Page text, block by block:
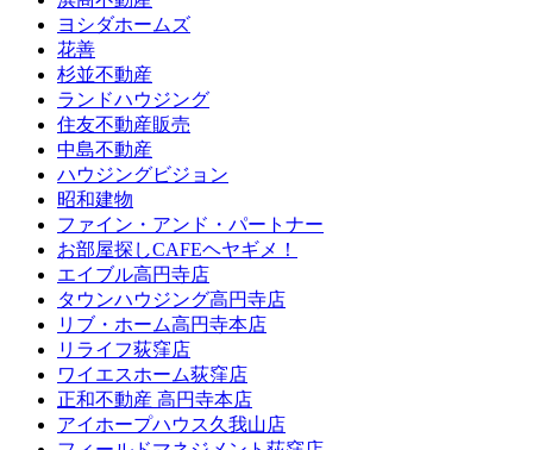
ヨシダホームズ
花善
杉並不動産
ランドハウジング
住友不動産販売
中島不動産
ハウジングビジョン
昭和建物
ファイン・アンド・パートナー
お部屋探しCAFEヘヤギメ！
エイブル高円寺店
タウンハウジング高円寺店
リブ・ホーム高円寺本店
リライフ荻窪店
ワイエスホーム荻窪店
正和不動産 高円寺本店
アイホープハウス久我山店